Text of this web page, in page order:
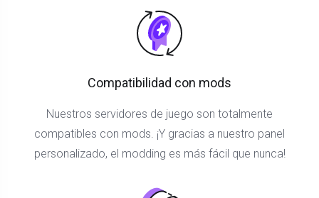
Compatibilidad con mods
Nuestros servidores de juego son totalmente
compatibles con mods. ¡Y gracias a nuestro panel
personalizado, el modding es más fácil que nunca!